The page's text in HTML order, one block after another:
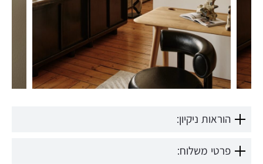
הוראות ניקיון:
פרטי משלוח: